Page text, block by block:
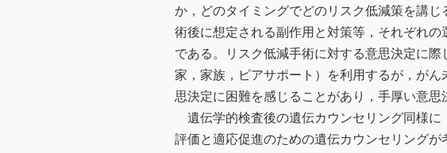
か，どのタイミングでどのリスク低減策を講
術後に想定される副作用と対策等，それぞれ
である。リスク低減手術に対する意思決定に
家，家族，ピアサポート）を利用するが，が
思決定に困難を感じることがあり，手厚い意
遺伝学的検査後の遺伝カウンセリング同様
評価と適応促進のための遺伝カウンセリング